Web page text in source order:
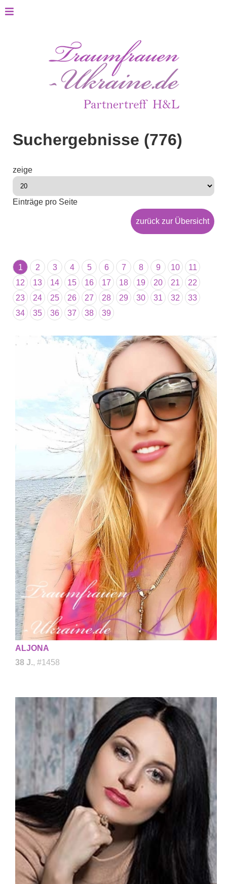
Suchergebnisse (776)
zeige
Einträge pro Seite
zurück zur Übersicht
1 2 3 4 5 6 7 8 9 10
11
12
13 14 15 16 17 18 19 20 21
22
23
24 25 26 27 28 29 30 31 32
33
34
35 36 37 38 39
ALJONA
38 J., #1458